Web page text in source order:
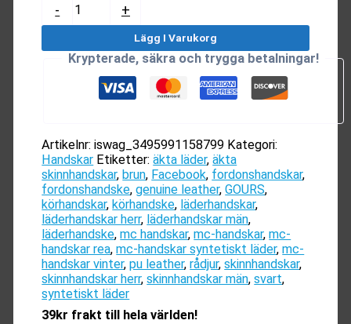
-
Skinnhandskar
(Rådjur)
+
Lägg I Varukorg
Krypterade, säkra och trygga betalningar!
Artikelnr:iswag_3495991158799 Kategori:
Handskar Etiketter:äkta läder,äkta
skinnhandskar,brun, Facebook, fordonshandskar,
fordonshandske,genuine leather,GOURS,
körhandskar,körhandske, läderhandskar,
läderhandskar herr, läderhandskar män,
läderhandske,mc handskar,mc-handskar,mc-
handskar rea,mc-handskar syntetiskt läder,mc-
handskar vinter,pu leather,rådjur,skinnhandskar,
skinnhandskar herr,skinnhandskar män,svart,
syntetiskt läder
39kr frakt till hela världen!